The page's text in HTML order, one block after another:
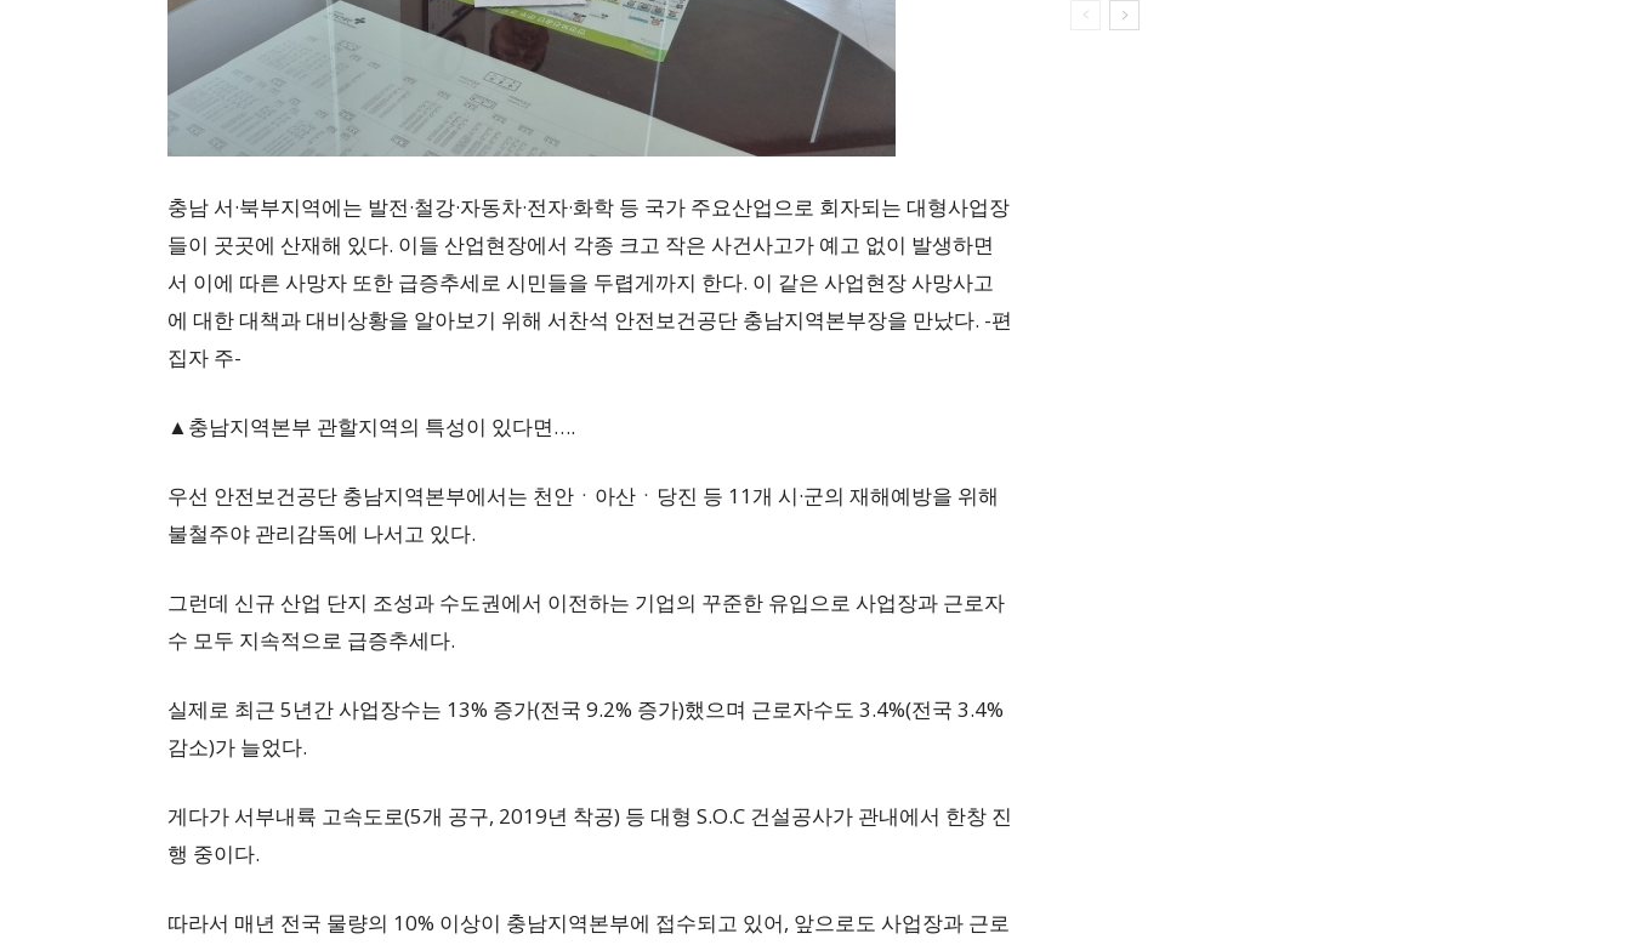
충남 서·북부지역에는 발전·철강·자동차·전자·화학 등 국가 주요산업으로 회자되는 대형사업장
들이 곳곳에 산재해 있다. 이들 산업현장에서 각종 크고 작은 사건사고가 예고 없이 발생하면
서 이에 따른 사망자 또한 급증추세로 시민들을 두렵게까지 한다. 이 같은 사업현장 사망사고
에 대한 대책과 대비상황을 알아보기 위해 서찬석 안전보건공단 충남지역본부장을 만났다. -편
집자 주-
▲충남지역본부 관할지역의 특성이 있다면….
우선 안전보건공단 충남지역본부에서는 천안ㆍ아산ㆍ당진 등 11개 시·군의 재해예방을 위해
불철주야 관리감독에 나서고 있다.
그런데 신규 산업 단지 조성과 수도권에서 이전하는 기업의 꾸준한 유입으로 사업장과 근로자
수 모두 지속적으로 급증추세다.
실제로 최근 5년간 사업장수는 13% 증가(전국 9.2% 증가)했으며 근로자수도 3.4%(전국 3.4%
감소)가 늘었다.
게다가 서부내륙 고속도로(5개 공구, 2019년 착공) 등 대형 S.O.C 건설공사가 관내에서 한창 진
행 중이다.
따라서 매년 전국 물량의 10% 이상이 충남지역본부에 접수되고 있어, 앞으로도 사업장과 근로